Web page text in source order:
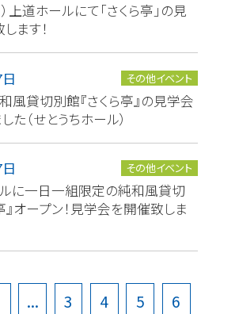
上道ホールにて「さくら亭」の見
ます！
その他イベント
風貸切別館『さくら亭』の見学会
た（せとうちホール）
その他イベント
に一日一組限定の純和風貸切
』オープン！見学会を開催致しま
... 3 4 5 6